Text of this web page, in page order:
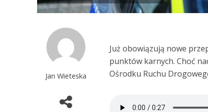
Jan Wieteska
Już obowiązują nowe
punktów karnych. Choć
Ośrodku Ruchu